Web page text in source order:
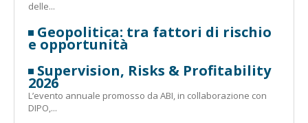
delle...
Geopolitica: tra fattori di rischio
e opportunità
Supervision, Risks & Profitability
2026
L’evento annuale promosso da ABI, in collaborazione con
DIPO,...